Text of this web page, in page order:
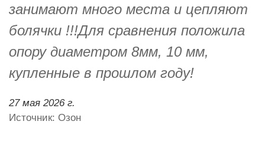
занимают много места и цепляют
болячки !!!Для сравнения положила
опору диаметром 8мм, 10 мм,
купленные в прошлом году!
27 мая 2026 г.
Источник: Озон